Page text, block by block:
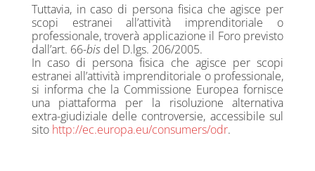
Tuttavia, in caso di persona fisica che agisce per
scopi estranei all’attività imprenditoriale o
professionale, troverà applicazione il Foro previsto
dall’art. 66-bisdel D.lgs. 206/2005.
In caso di persona fisica che agisce per scopi
estranei all’attività imprenditoriale o professionale,
si informa che la Commissione Europea fornisce
una piattaforma per la risoluzione alternativa
extra-giudiziale delle controversie, accessibile sul
sito http://ec.europa.eu/consumers/odr.